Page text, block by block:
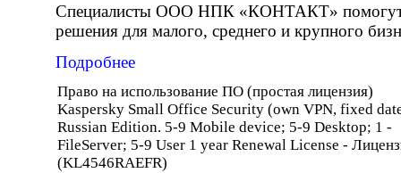
Специалисты ООО НПК «КОНТАКТ» помогут
решения для малого, среднего и крупного
Подробнее
Право на использование ПО (простая лицензия)
Kaspersky Small Office Security (own VPN, fixed
Russian Edition. 5-9 Mobile device; 5-9 Desktop; 1 -
FileServer; 5-9 User 1 year Renewal License -
(KL4546RAEFR)